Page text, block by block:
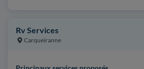
Rv Services
Carqueiranne